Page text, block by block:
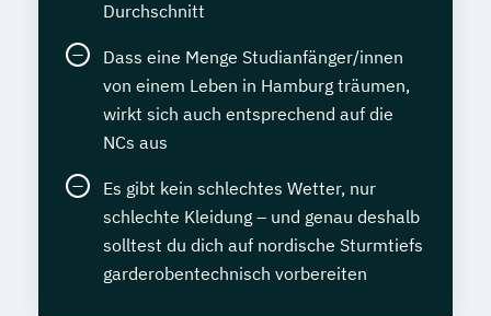
Durchschnitt
Dass eine Menge Studianfänger/innen
von einem Leben in Hamburg träumen,
wirkt sich auch entsprechend auf die
NCs aus
Es gibt kein schlechtes Wetter, nur
schlechte Kleidung – und genau deshalb
solltest du dich auf nordische Sturmtiefs
garderobentechnisch vorbereiten